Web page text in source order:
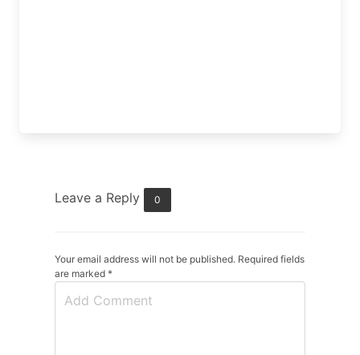
Leave a Reply 0
Your email address will not be published. Required fields
are marked *